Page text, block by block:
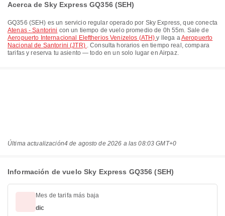
Acerca de Sky Express GQ356 (SEH)
GQ356 (SEH) es un servicio regular operado por Sky Express, que conecta
Atenas - Santorini con un tiempo de vuelo promedio de 0h 55m. Sale de
Aeropuerto Internacional Eleftherios Venizelos (ATH)y llega aAeropuerto
Nacional de Santorini (JTR) . Consulta horarios en tiempo real, compara
tarifas y reserva tu asiento — todo en un solo lugar en Airpaz.
Última actualización4 de agosto de 2026 a las 08:03 GMT+0
Información de vuelo Sky Express GQ356 (SEH)
Mes de tarifa más baja
dic